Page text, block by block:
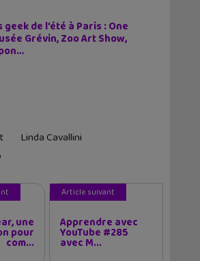
de l’été à Paris : One
Grévin, Zoo Art Show,
Linda Cavallini
une
pour
com...
Article suivant
Apprendre avec
YouTube #285
avec M...